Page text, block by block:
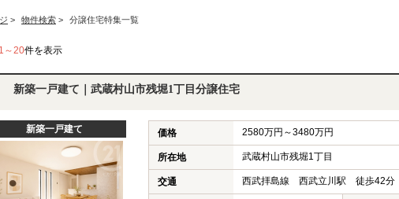
> 物件検索 > 分譲住宅特集一覧
1～20件を表示
新築一戸建て｜武蔵村山市残堀1丁目分譲住宅
新築一戸建て 価格 2580万円～3480万円
所在地 武蔵村山市残堀1丁目
交通 西武拝島線 西武立川駅 徒歩42分